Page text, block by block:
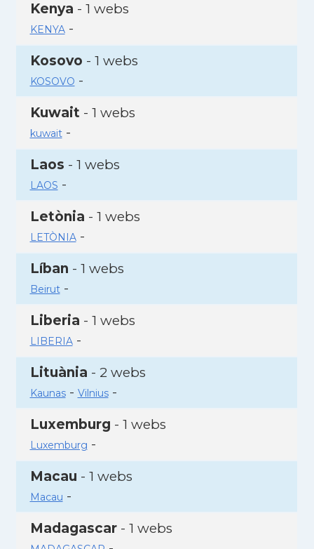
Kenya - 1 webs
KENYA-
Kosovo - 1 webs
KOSOVO -
Kuwait - 1 webs
kuwait-
Laos - 1 webs
LAOS -
Letònia - 1 webs
LETÒNIA-
Líban - 1 webs
Beirut-
Liberia - 1 webs
LIBERIA-
Lituània - 2 webs
Kaunas- Vilnius-
Luxemburg - 1 webs
Luxemburg -
Macau - 1 webs
Macau -
Madagascar- 1 webs